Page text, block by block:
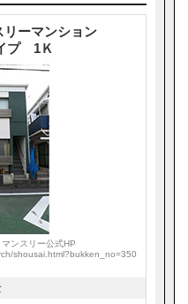
リーマンション
プ 1Ｋ
ンスリー公式HP
shousai.html?bukken_no=350